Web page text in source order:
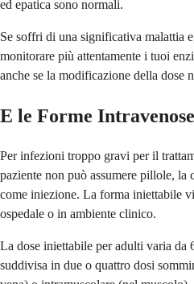
ed epatica sono normali.
Se soffri di una significativa malattia
monitorare più attentamente i tuoi
anche se la modificazione della dose
E le Forme
Per infezioni troppo gravi per il
paziente non può assumere pillole,
come iniezione. La forma iniettabile
ospedale o in ambiente clinico.
La dose iniettabile per adulti varia da
suddivisa in due o quattro dosi